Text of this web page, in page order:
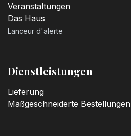
Veranstaltungen
Das Haus
Lanceur d'alerte
Dienstleistungen
Lieferung
Maßgeschneiderte Bestellungen